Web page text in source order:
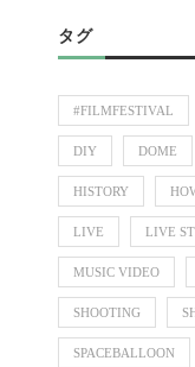
タグ
#FILMFESTIVAL
DIY DOME
HISTORY
LIVE LIVE
MUSIC VIDEO
SHOOTING
SPACEBALLOON